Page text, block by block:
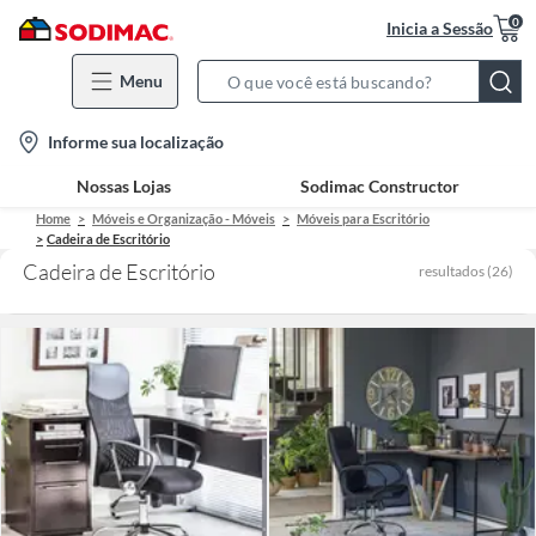
Inicia a Sessão 0
Menu
Search
Bar
location-
icon
Informe sua localização
Nossas Lojas Sodimac Constructor
Home Móveis e Organização - Móveis
Móveis para Escritório
Cadeira de Escritório
Cadeira de Escritório resultados (26)